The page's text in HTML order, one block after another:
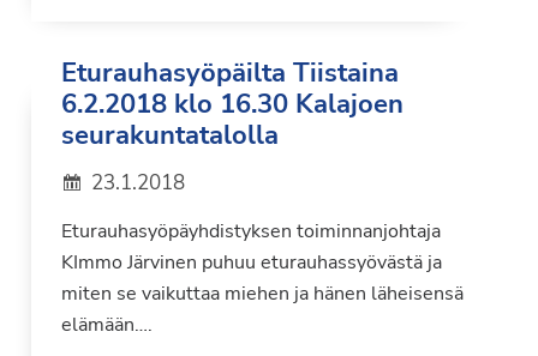
Eturauhasyöpäilta Tiistaina
6.2.2018 klo 16.30 Kalajoen
seurakuntatalolla
23.1.2018
Eturauhasyöpäyhdistyksen toiminnanjohtaja
KImmo Järvinen puhuu eturauhassyövästä ja
miten se vaikuttaa miehen ja hänen läheisensä
elämään….